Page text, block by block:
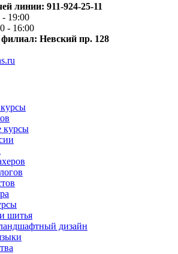
линии: 911-924-25-11
19:00
- 16:00
Невский пр. 128
курсы
курсы
шитья
дизайн